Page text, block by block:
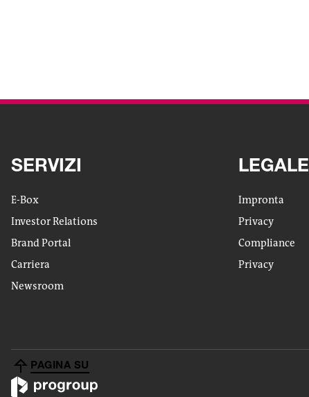
PAGINA SU
SERVIZI
E-Box
Investor Relations
Brand Portal
Carriera
Newsroom
LEGALE
Impronta
Privacy
Compliance
Privacy